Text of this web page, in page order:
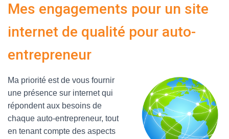
Mes engagements pour un site
internet de qualité pour auto-
entrepreneur
Ma priorité est de vous fournir
une présence sur internet qui
répondent aux besoins de
chaque auto-entrepreneur, tout
en tenant compte des aspects